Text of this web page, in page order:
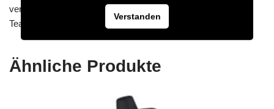
verfügbar. Auch als Sportbekleidung für Kinder, oder
Teamausstattung für Vereine verwendbar.
Ähnliche Produkte
Verstanden